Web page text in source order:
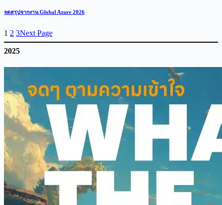
จดสรุปจากงาน Global Azure 2026
1 2 3Next Page
2025